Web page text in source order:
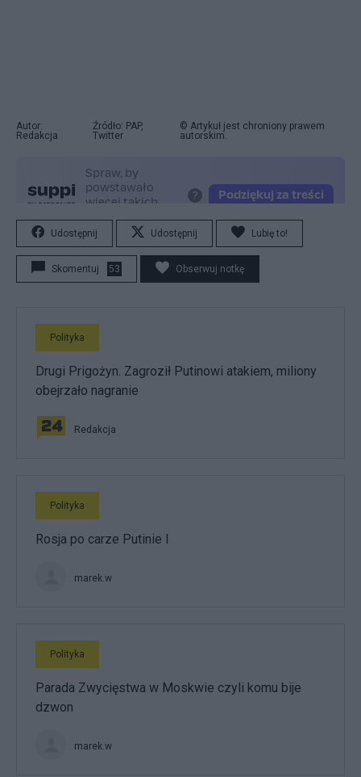
Autor:
Redakcja
Źródło: PAP,
Twitter
© Artykuł jest chroniony prawem
autorskim.
Udostępnij Udostępnij Lubię to!
Skomentuj 53 Obserwuj notkę
Polityka
Drugi Prigożyn. Zagroził Putinowi atakiem, miliony
obejrzało nagranie
Redakcja
Polityka
Rosja po carze Putinie I
marek.w
Polityka
Parada Zwycięstwa w Moskwie czyli komu bije
dzwon
marek.w